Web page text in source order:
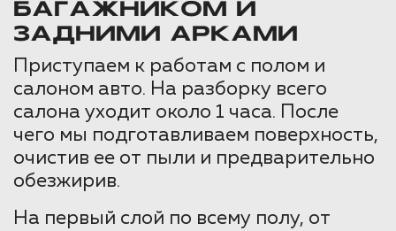
БАГАЖНИКОМ И
ЗАДНИМИ АРКАМИ
Приступаем к работам с полом и
салоном авто. На разборку всего
салона уходит около 1 часа. После
чего мы подготавливаем поверхность,
очистив ее от пыли и предварительно
обезжирив.
На первый слой по всему полу, от